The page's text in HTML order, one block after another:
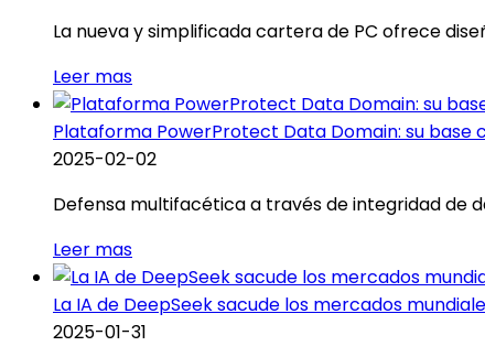
La nueva y simplificada cartera de PC ofrece
Leer mas
Plataforma PowerProtect Data Domain: su base
2025-02-02
Defensa multifacética a través de integridad de
Leer mas
La IA de DeepSeek sacude los mercados
2025-01-31